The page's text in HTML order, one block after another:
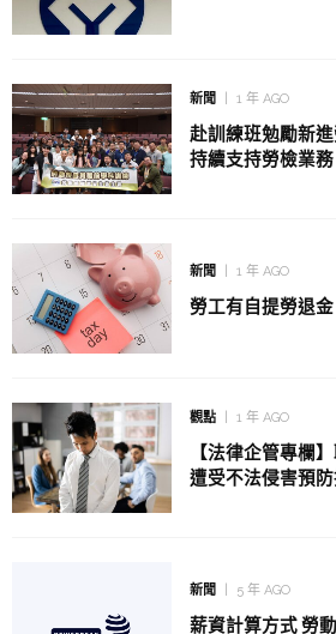
新聞 1 年 AGO
赴訓練班勉勵新
持續支持勞檢業
新聞 1 年 AGO
勞工有自提勞退
觀點 1 年 AGO
【法律企管專欄
遭受不法侵害預
新聞 5 年 AGO
薪資計算方式 勞